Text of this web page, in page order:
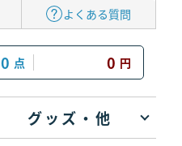
よくある質問
0 点 0 円
グッズ・他